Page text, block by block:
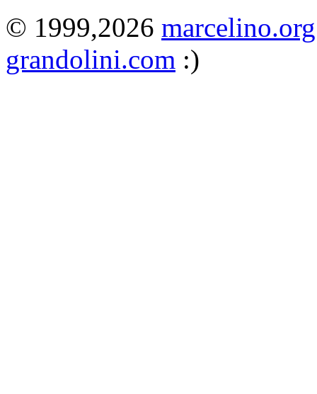
© 1999,2026 marcelino.org
grandolini.com :)